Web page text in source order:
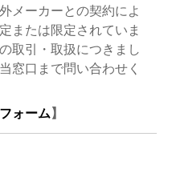
メーカーとの契約によ
または限定されていま
取引・取扱につきまし
窓口まで問い合わせく
ォーム 】